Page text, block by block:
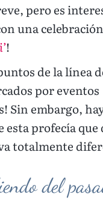
pero es
una
!
de la línea
por eventos
Sin embargo,
esta profecía que
totalmente
del